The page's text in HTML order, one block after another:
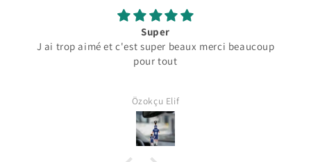
Super
J ai trop aimé et c'est super beaux merci beaucoup
pour tout
Özokçu Elif